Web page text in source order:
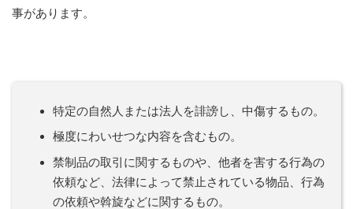
事があります。
特定の自然人または法人を誹謗し、中傷するもの。
極度にわいせつな内容を含むもの。
禁制品の取引に関するものや、他者を害する行為の
依頼など、法律によって禁止されている物品、行為
の依頼や斡旋などに関するもの。